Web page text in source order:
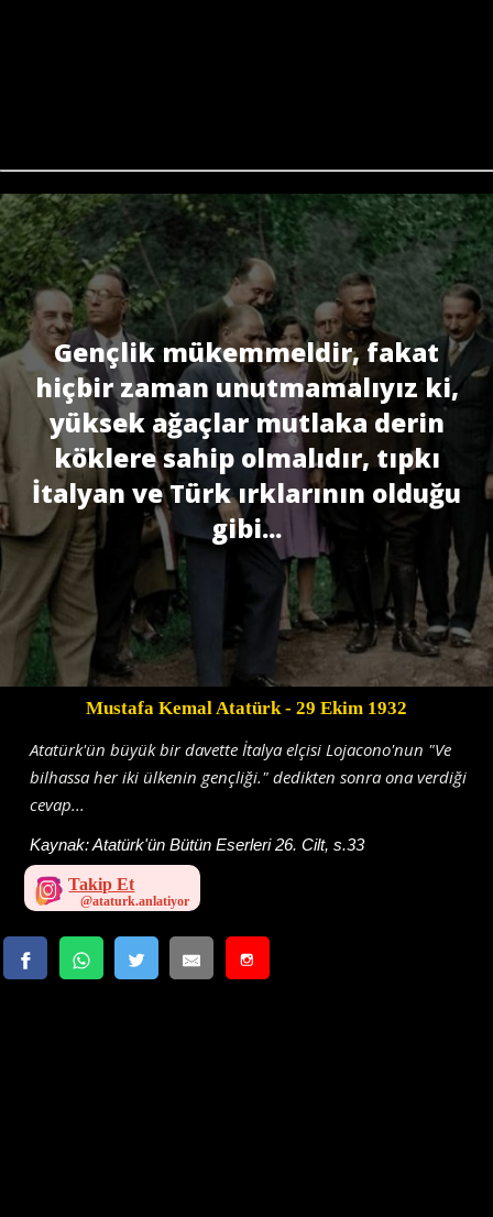
Gençlik mükemmeldir, fakat
hiçbir zaman unutmamalıyız ki,
yüksek ağaçlar mutlaka derin
köklere sahip olmalıdır, tıpkı
İtalyan ve Türk ırklarının olduğu
gibi...
Mustafa Kemal Atatürk- 29 Ekim 1932
Atatürk'ün büyük bir davette İtalya elçisi Lojacono'nun "Ve
bilhassa her iki ülkenin gençliği." dedikten sonra ona verdiği
cevap...
Kaynak:Atatürk'ün Bütün Eserleri 26. Cilt, s.33
Takip Et